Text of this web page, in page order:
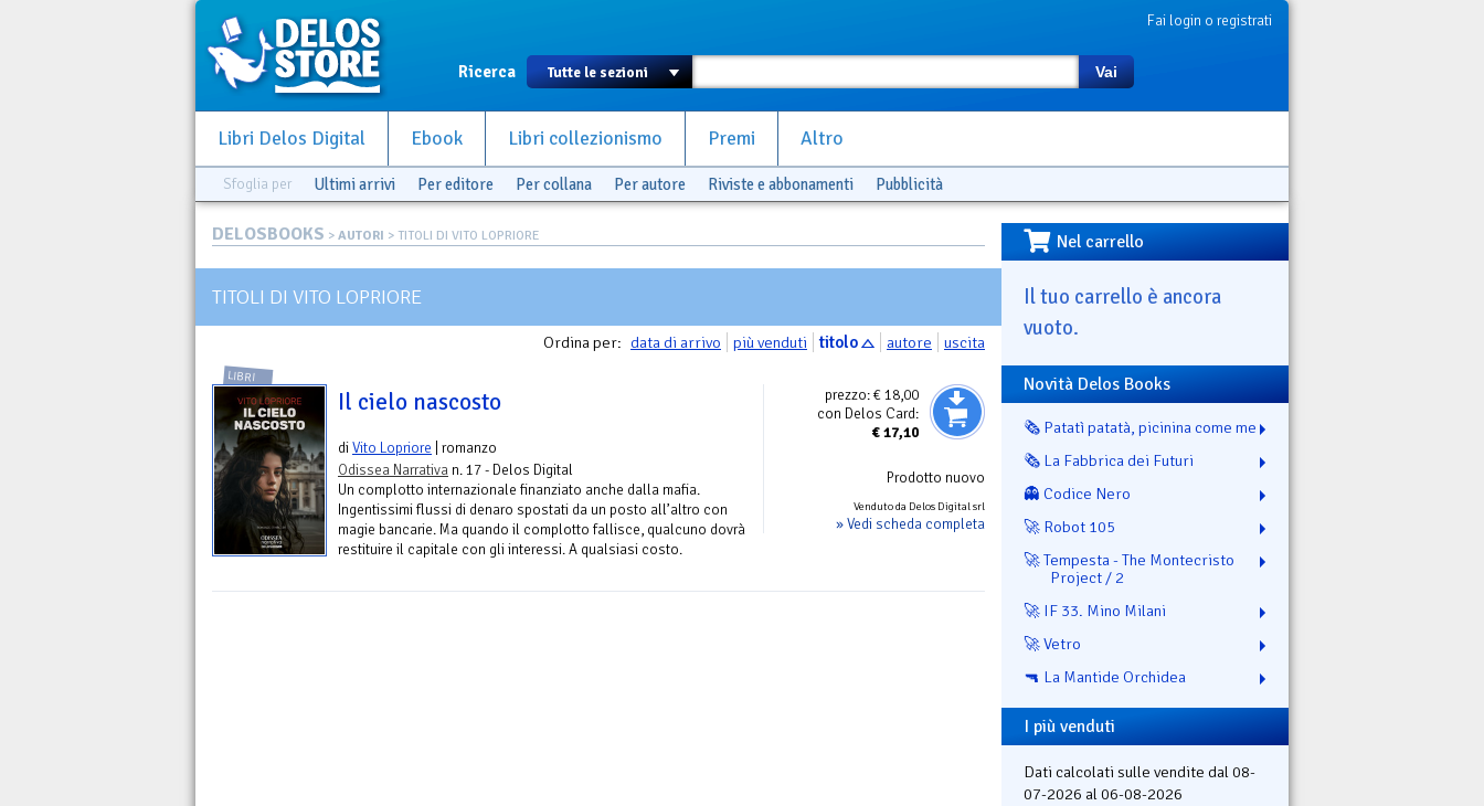
Fai login o registrati
Ricerca Vai
Libri Delos Digital Ebook Libri collezionismo Premi Altro
Sfoglia per Ultimi arrivi Per editore Per collana Per autore Riviste e abbonamenti Pubblicità
DELOSBOOKS > AUTORI > TITOLI DI VITO LOPRIORE
TITOLI DI VITO LOPRIORE
Ordina per: data di arrivo più venduti titolo autore uscita
prezzo:€ 18,00
con Delos Card:
€17,10
Prodotto nuovo
Venduto da Delos Digital srl
» Vedi scheda completa
LIBRI
Il cielo nascosto
diVito Lopriore | romanzo
Odissea Narrativa n. 17 - Delos Digital
Un complotto internazionale finanziato anche dalla mafia.
Ingentissimi flussi di denaro spostati da un posto all’altro con
magie bancarie. Ma quando il complotto fallisce, qualcuno dovrà
restituire il capitale con gli interessi. A qualsiasi costo.
Nel carrello
Il tuo carrello è ancora
vuoto.
Novità Delos Books
🗞️ Patatì patatà, picinina come me
🗞️ La Fabbrica dei Futuri
👻 Codice Nero
🚀 Robot 105
🚀 Tempesta - The Montecristo
Project / 2
🚀 IF 33. Mino Milani
🚀 Vetro
🔫 La Mantide Orchidea
I più venduti
Dati calcolati sulle vendite dal 08-
07-2026 al 06-08-2026